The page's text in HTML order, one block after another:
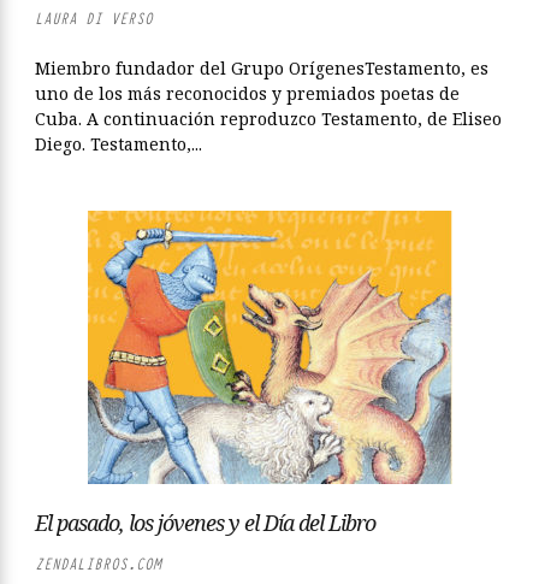
LAURA DI VERSO
Miembro fundador del Grupo OrígenesTestamento, es
uno de los más reconocidos y premiados poetas de
Cuba. A continuación reproduzco Testamento, de Eliseo
Diego. Testamento,...
El pasado, los jóvenes y el Día del Libro
ZENDALIBROS.COM